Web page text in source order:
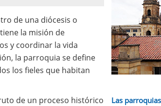
de una diócesis o
la misión de
y coordinar la vida
la parroquia se define
los fieles que habitan
de un proceso histórico
Las